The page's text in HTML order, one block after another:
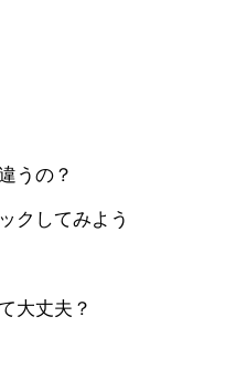
うの？
クしてみよう
大丈夫？